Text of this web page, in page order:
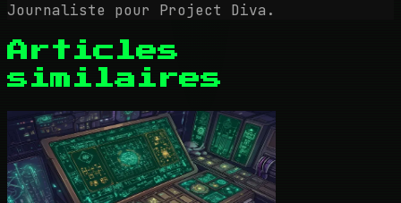
Journaliste pour Project Diva.
Articles
similaires